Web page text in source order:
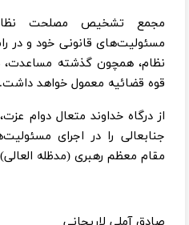
مجمع تشخیص مصلحت
مسئولیت‌های قانونی خود و در
نظام، همچون گذشته مساعدت،
قوه قضائیه معمول خواهد داشت.
از درگاه خداوند متعال دوام
جنابعالی را در اجرای
مقام معظم رهبری (مدظله